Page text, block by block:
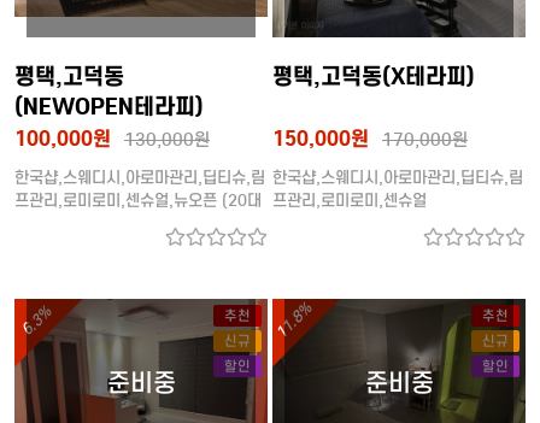
평택,고덕동
(NEWOPEN테라피)
100,000원 130,000원
한국샵,스웨디시,아로마관리,딥티슈,림
프관리,로미로미,센슈얼,뉴오픈 (20대
평택,고덕동(X테라피)
150,000원 170,000원
한국샵,스웨디시,아로마관리,딥티슈,림
프관리,로미로미,센슈얼
추천
신규
할인
6.3%
추천
신규
할인
11.8%